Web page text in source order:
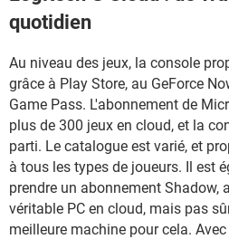
quotidien
Au niveau des jeux, la console
grâce à Play Store, au GeForce
Game Pass. L'abonnement de
plus de 300 jeux en cloud, et la
parti. Le catalogue est varié, et
à tous les types de joueurs. Il est
prendre un abonnement Shadow,
véritable PC en cloud, mais pas
meilleure machine pour cela.